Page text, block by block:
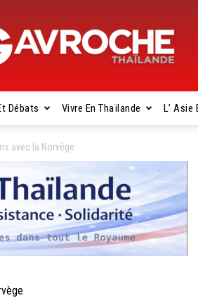
Gavroche
Thaïlande
Débats Vivre En Thaïlande L’ Asie
avec la Norvège